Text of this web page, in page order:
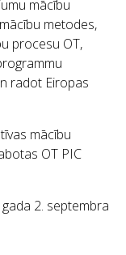
mācību
metodes,
procesu OT,
radot Eiropas
mācību
OT PIC
2. septembra